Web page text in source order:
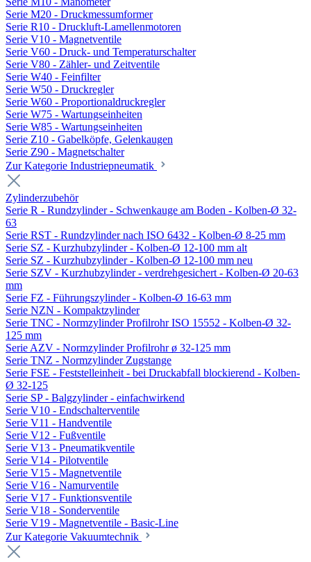
Serie M20 - Druckmessumformer
Serie R10 - Druckluft-Lamellenmotoren
Serie V10 - Magnetventile
Serie V60 - Druck- und Temperaturschalter
Serie V80 - Zähler- und Zeitventile
Serie W40 - Feinfilter
Serie W50 - Druckregler
Serie W60 - Proportionaldruckregler
Serie W75 - Wartungseinheiten
Serie W85 - Wartungseinheiten
Serie Z10 - Gabelköpfe, Gelenkaugen
Serie Z90 - Magnetschalter
Zur Kategorie Industriepneumatik
Zylinderzubehör
Serie R - Rundzylinder - Schwenkauge am Boden - Kolben-Ø 32-
63
Serie RST - Rundzylinder nach ISO 6432 - Kolben-Ø 8-25 mm
Serie SZ - Kurzhubzylinder - Kolben-Ø 12-100 mm alt
Serie SZ - Kurzhubzylinder - Kolben-Ø 12-100 mm neu
Serie SZV - Kurzhubzylinder - verdrehgesichert - Kolben-Ø 20-63
mm
Serie FZ - Führungszylinder - Kolben-Ø 16-63 mm
Serie NZN - Kompaktzylinder
Serie TNC - Normzylinder Profilrohr ISO 15552 - Kolben-Ø 32-
125 mm
Serie AZV - Normzylinder Profilrohr ø 32-125 mm
Serie TNZ - Normzylinder Zugstange
Serie FSE - Feststelleinheit - bei Druckabfall blockierend - Kolben-
Ø 32-125
Serie SP - Balgzylinder - einfachwirkend
Serie V10 - Endschalterventile
Serie V11 - Handventile
Serie V12 - Fußventile
Serie V13 - Pneumatikventile
Serie V14 - Pilotventile
Serie V15 - Magnetventile
Serie V16 - Namurventile
Serie V17 - Funktionsventile
Serie V18 - Sonderventile
Serie V19 - Magnetventile - Basic-Line
Zur Kategorie Vakuumtechnik